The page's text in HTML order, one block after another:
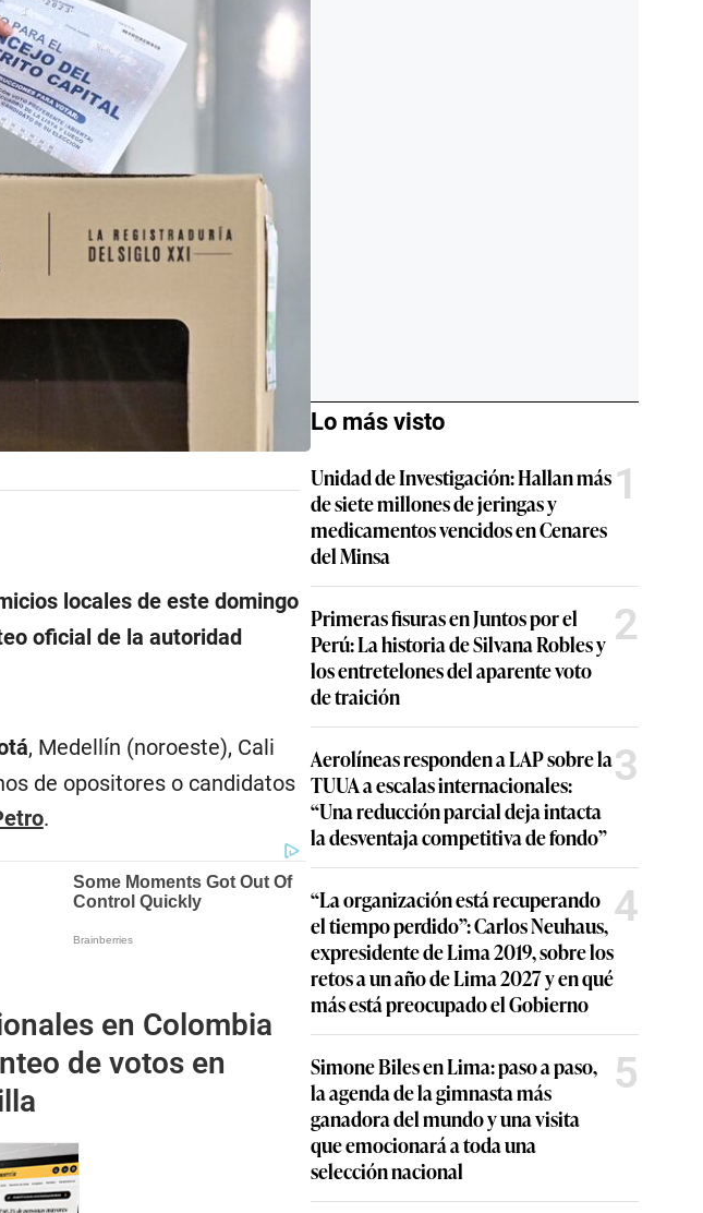
locales de este domingo
oficial de la autoridad
, Medellín (noroeste), Cali
de opositores o candidatos
.
en Colombia
de votos en
Lo más visto
Unidad de Investigación: Hallan más
de siete millones de jeringas y
medicamentos vencidos en Cenares
del Minsa
1
Primeras fisuras en Juntos por el
Perú: La historia de Silvana Robles y
los entretelones del aparente voto
de traición
2
Aerolíneas responden a LAP sobre la
TUUA a escalas internacionales:
“Una reducción parcial deja intacta
la desventaja competitiva de fondo”
3
“La organización está recuperando
el tiempo perdido”: Carlos Neuhaus,
expresidente de Lima 2019, sobre los
retos a un año de Lima 2027 y en qué
más está preocupado el Gobierno
4
Simone Biles en Lima: paso a paso,
la agenda de la gimnasta más
ganadora del mundo y una visita
que emocionará a toda una
selección nacional
5